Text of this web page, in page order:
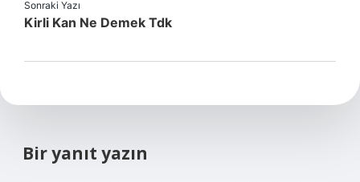
Sonraki Yazı
Kirli Kan Ne Demek Tdk
Bir yanıt yazın